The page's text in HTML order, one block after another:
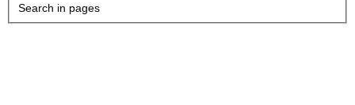
Search in pages